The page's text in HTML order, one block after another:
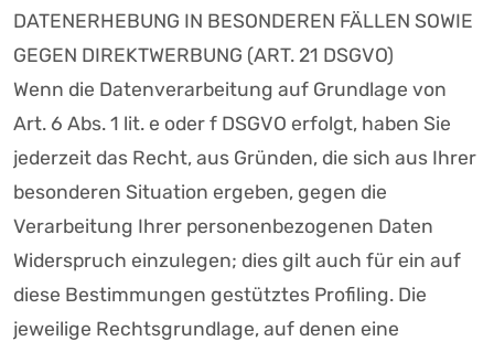
DATENERHEBUNG IN BESONDEREN FÄLLEN SOWIE
GEGEN DIREKTWERBUNG (ART. 21 DSGVO)
Wenn die Datenverarbeitung auf Grundlage von
Art. 6 Abs. 1 lit. e oder f DSGVO erfolgt, haben Sie
jederzeit das Recht, aus Gründen, die sich aus Ihrer
besonderen Situation ergeben, gegen die
Verarbeitung Ihrer personenbezogenen Daten
Widerspruch einzulegen; dies gilt auch für ein auf
diese Bestimmungen gestütztes Profiling. Die
jeweilige Rechtsgrundlage, auf denen eine